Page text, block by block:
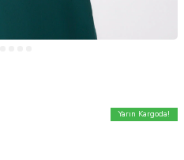
Yarın Kargoda!